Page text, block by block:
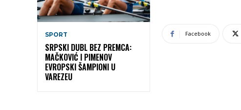
SPORT
SRPSKI DUBL BEZ PREMCA:
MAČKOVIĆ I PIMENOV
EVROPSKI ŠAMPIONI U
VAREZEU
Facebook